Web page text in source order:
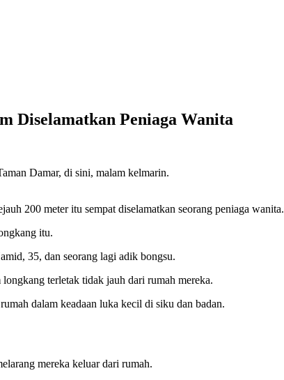
Diselamatkan Peniaga Wanita
Damar, di sini, malam kelmarin.
200 meter itu sempat diselamatkan seorang peniaga wanita.
itu.
35, dan seorang lagi adik bongsu.
terletak tidak jauh dari rumah mereka.
dalam keadaan luka kecil di siku dan badan.
mereka keluar dari rumah.